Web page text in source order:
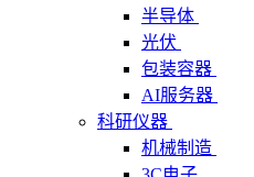
半导体
光伏
包装容器
AI服务器
科研仪器
机械制造